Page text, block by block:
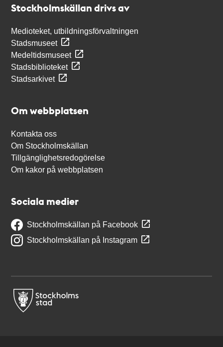
Stockholmskällan drivs av
Medioteket, utbildningsförvaltningen
Stadsmuseet
Medeltidsmuseet
Stadsbiblioteket
Stadsarkivet
Om webbplatsen
Kontakta oss
Om Stockholmskällan
Tillgänglighetsredogörelse
Om kakor på webbplatsen
Sociala medier
Stockholmskällan på Facebook
Stockholmskällan på Instagram